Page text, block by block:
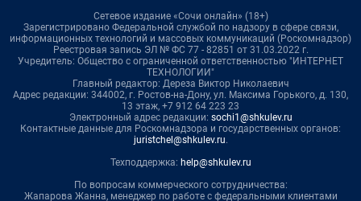
Сетевое издание «Сочи онлайн» (18+)
Зарегистрировано Федеральной службой по надзору в сфере связи,
информационных технологий и массовых коммуникаций (Роскомнадзор)
Реестровая запись ЭЛ № ФС 77 - 82851 от 31.03.2022 г.
Учредитель: Общество с ограниченной ответственностью "ИНТЕРНЕТ
ТЕХНОЛОГИИ"
Главный редактор: Дереза Виктор Николаевич
Адрес редакции: 344002, г. Ростов-на-Дону, ул. Максима Горького, д. 130,
13 этаж, +7 912 64 223 23
Электронный адрес редакции: sochi1@shkulev.ru
Контактные данные для Роскомнадзора и государственных органов:
juristchel@shkulev.ru.
Техподдержка: help@shkulev.ru
По вопросам коммерческого сотрудничества:
Жапарова Жанна, менеджер по работе с федеральными клиентами